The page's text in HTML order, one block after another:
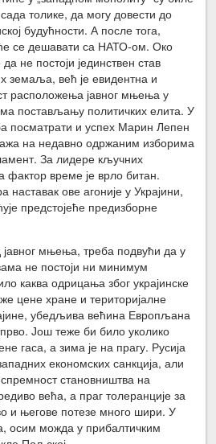
толике, да могу довести до
будућности. А после тога,
се дешавати са НАТО-ом. Око
не постоји јединствен став
земаља, већ је евидентна и
расположења јавног мњења у
постављању политичких елита. У
посматрати и успех Марин Лепен
на недавно одржаним изборима
За лидере кључних
фактор време је врло битан.
ове агоније у Украјини,
предстојеће предизборне
мњења, треба подвући да у
не постоји ни минимум
каква одрицања због украјинске
цене хране и територијалне
убедљива већина Европљана
Још теже би било уколико
гаса, а зима је на прагу. Русија
економских санкција, али
спремност становништва на
већа, а праг толеранције за
и његове потезе много шири. У
осим можда у прибалтичким